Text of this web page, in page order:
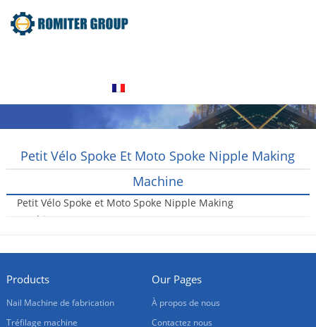
Petit Vélo Spoke Et Moto Spoke Nipple Making
Machine
Petit Vélo Spoke et Moto Spoke Nipple Making
Machine
Products
Nail Machine de fabrication
Tréfilage machine
Our Pages
À propos de nous
Contactez nous